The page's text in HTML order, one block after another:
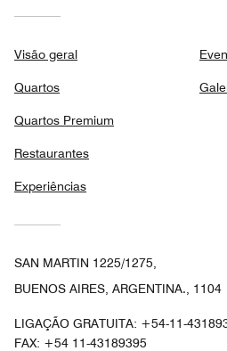
Visão geral
Quartos
Quartos Premium
Restaurantes
Experiências
SAN MARTIN 1225/1275,
BUENOS AIRES, ARGENTINA., 1104
LIGAÇÃO GRATUITA: +54-11-
FAX: +54 11-43189395